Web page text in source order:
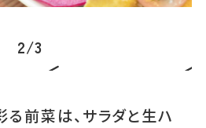
2/3
前菜は、サラダと生ハ